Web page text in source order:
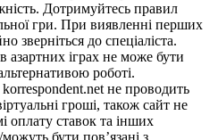
Дотримуйтесь правил
гри. При виявленні перших
зверніться до спеціаліста.
азартних іграх не може бути
роботі.
не проводить
гроші, також сайт не
оплату ставок та інших
можуть бути пов’язані з